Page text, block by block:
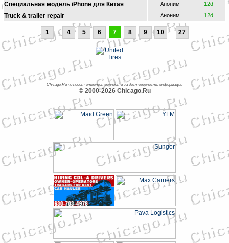
Специальная модель iPhone для Китая Аноним 12d
Truck & trailer repair Аноним 12d
1 ... 4 5 6 7 8 9 10 ... 27
Chicago.Ru не несет ответственности за достоверность информации
© 2000-2026 Chicago.Ru